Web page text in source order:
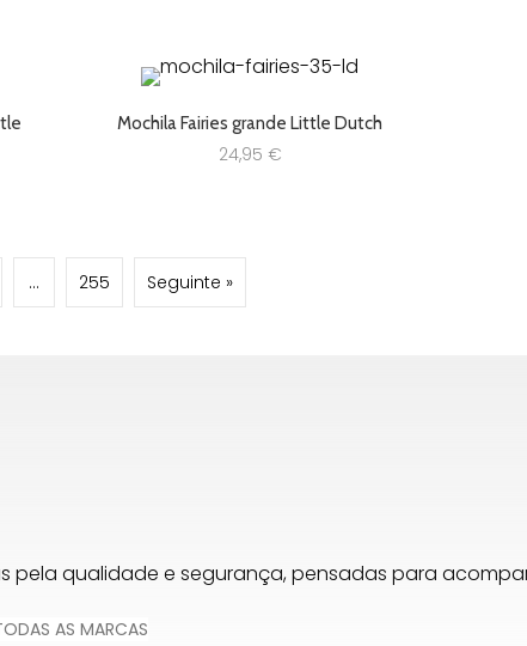
Mochila Fairies grande Little Dutch
24,95 €
… 255 Seguinte »
pela qualidade e segurança, pensadas para
AS MARCAS